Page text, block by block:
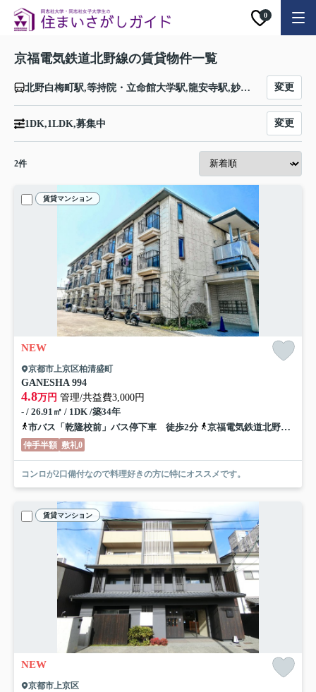
0
京福電気鉄道北野線の賃貸物件一覧
北野白梅町駅,等持院・立命館大学駅,龍安寺駅,妙心寺駅,御室仁和寺駅,宇多野駅,鳴滝駅,常盤駅,撮影所前駅,帷子ノ辻駅 変更
1DK,1LDK,募集中 変更
2件
賃貸マンション
NEW
京都市上京区柏清盛町
GANESHA 994
4.8万円 管理/共益費3,000円
- / 26.91㎡ / 1DK /築34年
市バス「乾隆校前」バス停下車 徒歩2分
京福電気鉄道北野線「北野白梅町」駅 徒歩20分
仲手半額 敷礼0
コンロが2口備付なので料理好きの方に特にオススメです。
賃貸マンション
NEW
京都市上京区